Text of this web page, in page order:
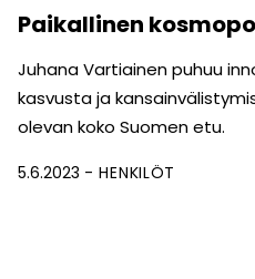
Paikallinen
Juhana Vartiainen puhuu
kasvusta ja
olevan koko Suomen etu.
5.6.2023 HENKILÖT